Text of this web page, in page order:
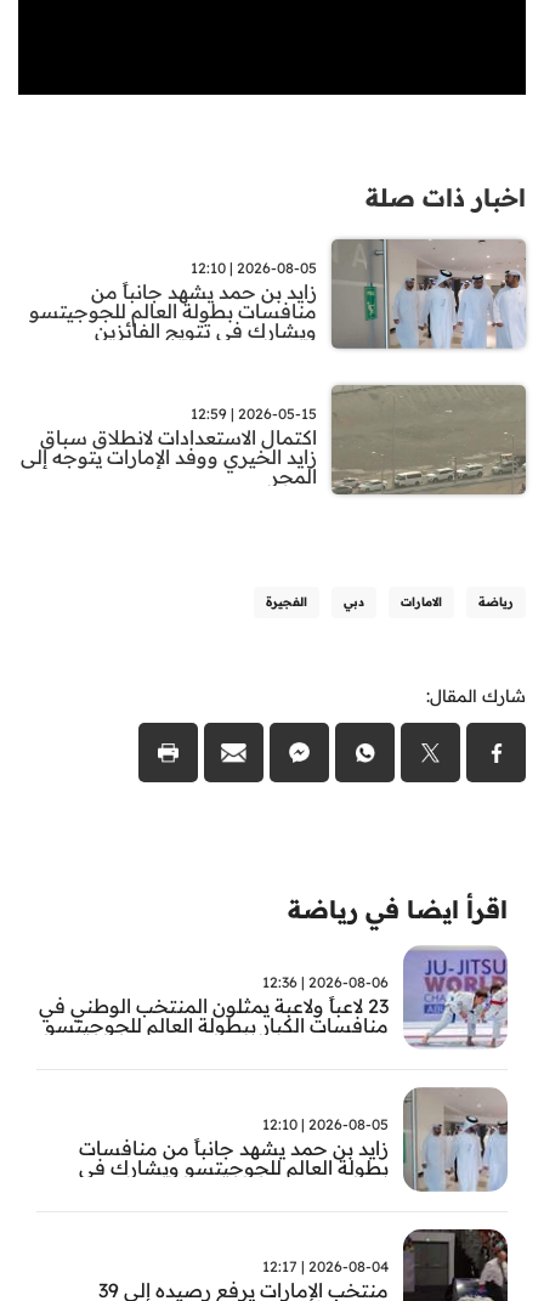
اخبار ذات صلة
2026-08-05 | 12:10
زايد بن حمد يشهد جانباً من
منافسات بطولة العالم للجوجيتسو
ويشارك في تتويج الفائزين
2026-05-15 | 12:59
اكتمال الاستعدادات لانطلاق سباق
زايد الخيري ووفد الإمارات يتوجه إلى
المجر
رياضة الامارات دبي الفجيرة
شارك المقال:
اقرأ ايضا في رياضة
2026-08-06 | 12:36
23 لاعباً ولاعبة يمثلون المنتخب الوطني في
منافسات الكبار ببطولة العالم للجوجيتسو
2026-08-05 | 12:10
زايد بن حمد يشهد جانباً من منافسات
بطولة العالم للجوجيتسو ويشارك في
2026-08-04 | 12:17
منتخب الإمارات يرفع رصيده إلى 39